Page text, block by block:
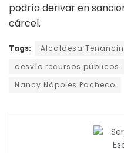
podría derivar en
cárcel.
Tags:
Alcaldesa
desvío recursos públicos
Nancy Nápoles Pacheco